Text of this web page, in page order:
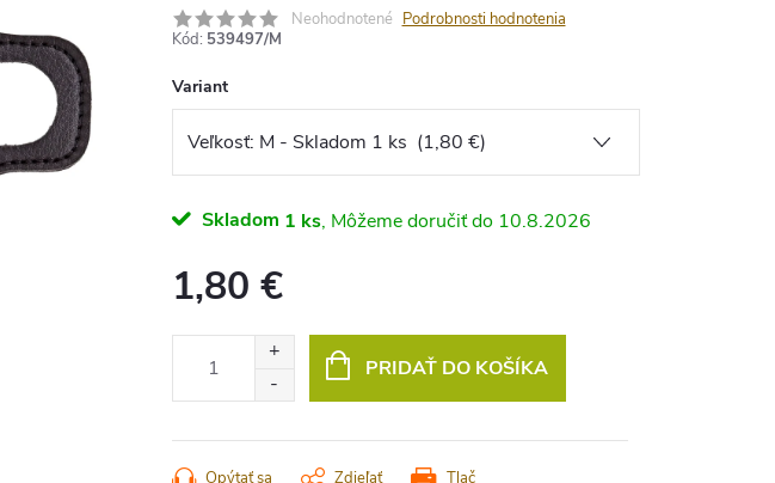
Neohodnotené Podrobnosti hodnotenia
Kód: 539497/M
Variant
Skladom 1 ks 10.8.2026
1,80 €
PRIDAŤ DO KOŠÍKA
Tlač
Opýtať sa Zdieľať